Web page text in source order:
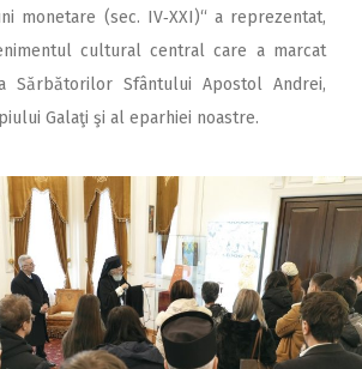
monetare (sec. IV‑XXI)“ a reprezentat,
cultural central care a marcat
Sărbătorilor Sfântului Apostol Andrei,
Galaţi şi al eparhiei noastre.